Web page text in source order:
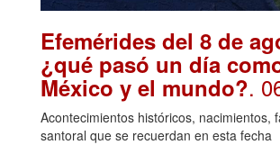
Efemérides del 8 de
¿qué pasó un día
México y el mundo?.
Acontecimientos históricos, nacimientos,
santoral que se recuerdan en esta fecha